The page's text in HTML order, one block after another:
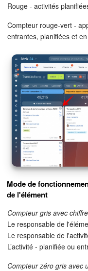
Rouge - activités
Compteur rouge-vert -
entrantes, planifiées et
Mode de
de l'élément
Compteur gris avec chiffre
Le responsable de
Le responsable de
L’activité - planifiée ou
Compteur zéro gris avec